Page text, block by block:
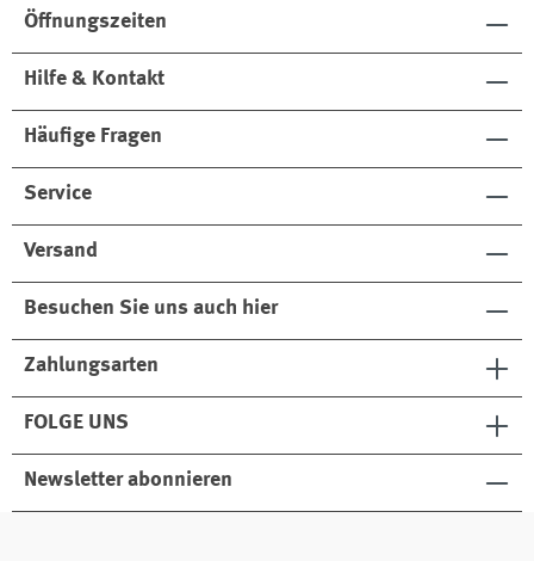
Öffnungszeiten
Hilfe & Kontakt
Häufige Fragen
Service
Versand
Besuchen Sie uns auch hier
Zahlungsarten
FOLGE UNS
Newsletter abonnieren